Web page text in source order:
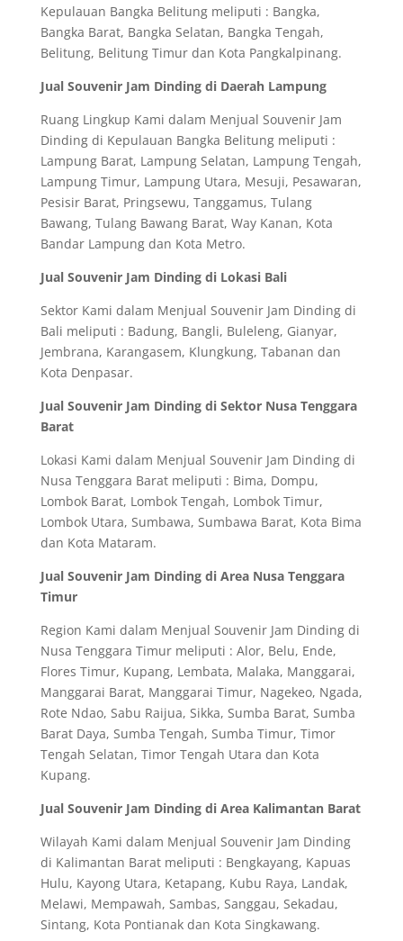
Kepulauan Bangka Belitung meliputi : Bangka,
Bangka Barat, Bangka Selatan, Bangka Tengah,
Belitung, Belitung Timur dan Kota Pangkalpinang.
Jual Souvenir Jam Dinding di Daerah Lampung
Ruang Lingkup Kami dalam Menjual Souvenir Jam
Dinding di Kepulauan Bangka Belitung meliputi :
Lampung Barat, Lampung Selatan, Lampung Tengah,
Lampung Timur, Lampung Utara, Mesuji, Pesawaran,
Pesisir Barat, Pringsewu, Tanggamus, Tulang
Bawang, Tulang Bawang Barat, Way Kanan, Kota
Bandar Lampung dan Kota Metro.
Jual Souvenir Jam Dinding di Lokasi Bali
Sektor Kami dalam Menjual Souvenir Jam Dinding di
Bali meliputi : Badung, Bangli, Buleleng, Gianyar,
Jembrana, Karangasem, Klungkung, Tabanan dan
Kota Denpasar.
Jual Souvenir Jam Dinding di Sektor Nusa Tenggara
Barat
Lokasi Kami dalam Menjual Souvenir Jam Dinding di
Nusa Tenggara Barat meliputi : Bima, Dompu,
Lombok Barat, Lombok Tengah, Lombok Timur,
Lombok Utara, Sumbawa, Sumbawa Barat, Kota Bima
dan Kota Mataram.
Jual Souvenir Jam Dinding di Area Nusa Tenggara
Timur
Region Kami dalam Menjual Souvenir Jam Dinding di
Nusa Tenggara Timur meliputi : Alor, Belu, Ende,
Flores Timur, Kupang, Lembata, Malaka, Manggarai,
Manggarai Barat, Manggarai Timur, Nagekeo, Ngada,
Rote Ndao, Sabu Raijua, Sikka, Sumba Barat, Sumba
Barat Daya, Sumba Tengah, Sumba Timur, Timor
Tengah Selatan, Timor Tengah Utara dan Kota
Kupang.
Jual Souvenir Jam Dinding di Area Kalimantan Barat
Wilayah Kami dalam Menjual Souvenir Jam Dinding
di Kalimantan Barat meliputi : Bengkayang, Kapuas
Hulu, Kayong Utara, Ketapang, Kubu Raya, Landak,
Melawi, Mempawah, Sambas, Sanggau, Sekadau,
Sintang, Kota Pontianak dan Kota Singkawang.